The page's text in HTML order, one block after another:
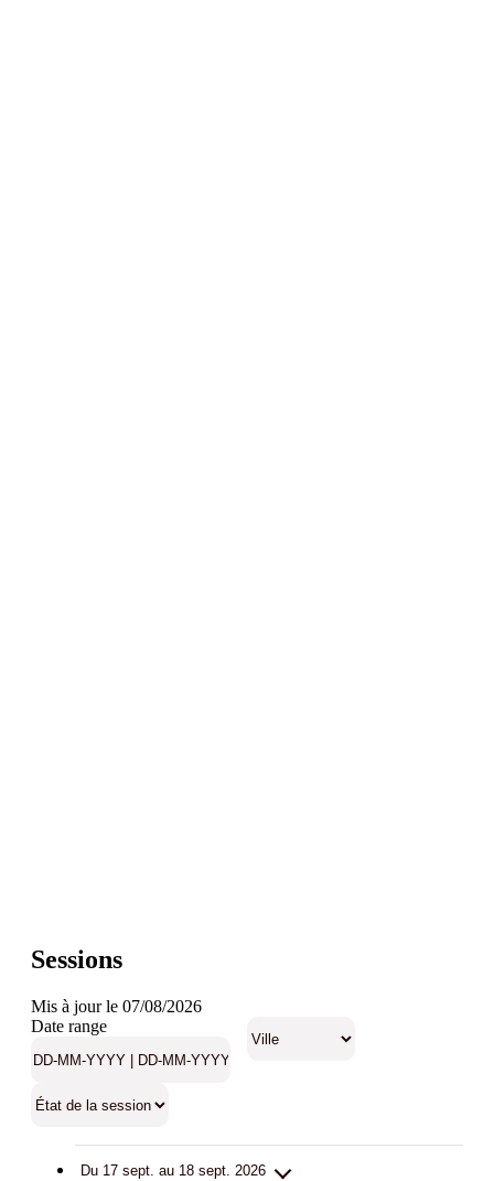
Sessions
Mis à jour le 07/08/2026
Date range
Du 17 sept. au 18 sept. 2026